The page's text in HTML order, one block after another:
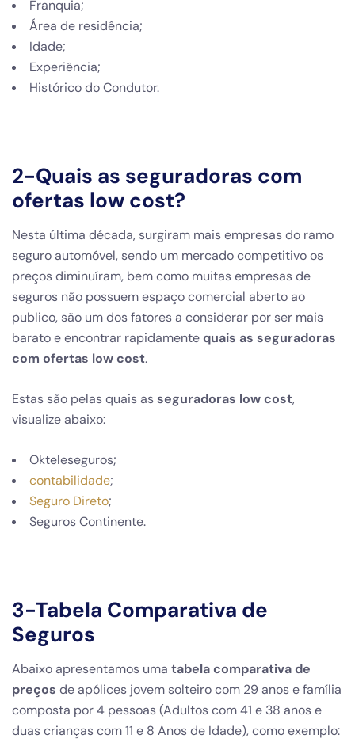
Franquia;
Área de residência;
Idade;
Experiência;
Histórico do Condutor.
2-Quais as seguradoras com
ofertas low cost?
Nesta última década, surgiram mais empresas do ramo
seguro automóvel, sendo um mercado competitivo os
preços diminuíram, bem como muitas empresas de
seguros não possuem espaço comercial aberto ao
publico, são um dos fatores a considerar por ser mais
barato e encontrar rapidamente quais as seguradoras
com ofertas low cost.
Estas são pelas quais asseguradoras low cost,
visualize abaixo:
Okteleseguros;
contabilidade;
Seguro Direto;
Seguros Continente.
3-Tabela Comparativa de
Seguros
Abaixo apresentamos uma tabela comparativa de
preços de apólices jovem solteiro com 29 anos e família
composta por 4 pessoas (Adultos com 41 e 38 anos e
duas crianças com 11 e 8 Anos de Idade), como exemplo: